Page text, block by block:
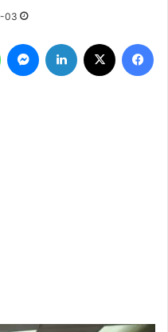
03
فيسبوك لينكدإن